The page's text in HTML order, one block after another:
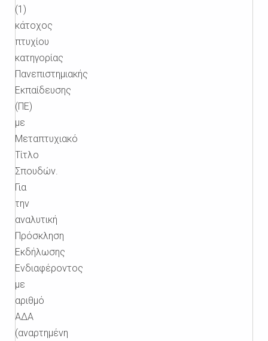
(1)
κάτοχος
πτυχίου
κατηγορίας
Πανεπιστημιακής
Εκπαίδευσης
(ΠΕ)
με
Μεταπτυχιακό
Τίτλο
Σπουδών.
Για
την
αναλυτική
Πρόσκληση
Εκδήλωσης
Ενδιαφέροντος
με
αριθμό
ΑΔΑ
(αναρτημένη